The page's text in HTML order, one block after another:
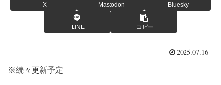
X Mastodon Bluesky
LINE コピー
2025.07.16
※続々更新予定